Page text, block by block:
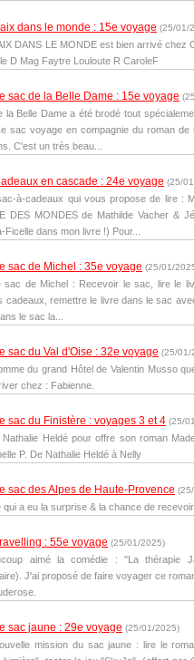
dans le monde : 15e voyage (25/01/
DANS LE MONDE est bien arrivé
D Mag Faytre Louloute R CaroleF
sac de la Belle Dame : 15e voyage (
la Belle Dame a été brodé tout
sac voyage en compagnie du roman
C'est un très beau...
en cascade : 24e voyage (25/
à-cadeaux qui vous propose de lire :
DES MONDES de Mathilde Vacher &
Ficelle dans mon livre !) Pour...
sac de Michel : 35e voyage (25/01/
sac de Michel : Recevoir le sac, lire le
cadeaux, remettre le livre dans le sac
le sac la...
sac du Val d'Oise : 32e voyage (25/01/
du grand Hôtel de Valentin Musso
chez : Fabienne.
sac du Finistère : voyages 3 et 4 (25/
Nathalie Heldé pour offre son roman
P. De Nathalie Heldé à Nelly
sac des Alpes de Haute-Provence (
qui a eu la surprise & la chance de
: 55e voyage (25/01/2025)
aimé la comédie : "La thérapie
J'ai proposé de faire voyager ce
sac jaune : 29e voyage (25/01/2025)
mission du sac jaune : lire le